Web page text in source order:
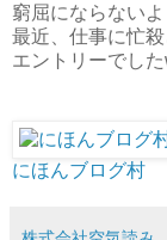
窮屈にならない
最近、仕事に忙
エントリーでし
にほんブログ村